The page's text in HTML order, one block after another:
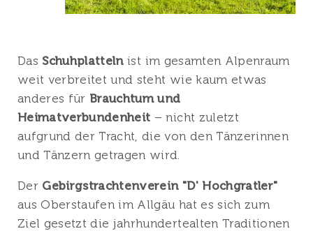
Das Schuhplattelnist im gesamten Alpenraum
weit verbreitet und steht wie kaum etwas
anderes für Brauchtum und
Heimatverbundenheit – nicht zuletzt
aufgrund der Tracht, die von den Tänzerinnen
und Tänzern getragen wird.
Der Gebirgstrachtenverein "D' Hochgratler"
aus Oberstaufen im Allgäu hat es sich zum
Ziel gesetzt die jahrhundertealten Traditionen